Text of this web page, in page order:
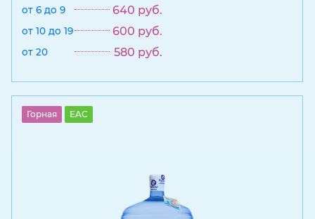
от 6 до 9 640 руб.
от 10 до 19 600 руб.
от 20 580 руб.
Горная EAC